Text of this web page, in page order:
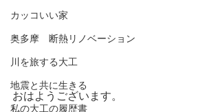
カッコいい家
奥多摩 断熱リノベーション
川を旅する大工
地震と共に生きる
私の大工の履歴書
おはようございます。